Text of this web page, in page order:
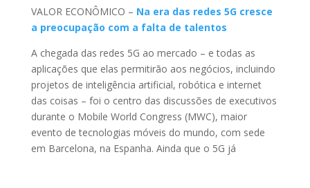
VALOR ECONÔMICO – Na era das redes 5G cresce
a preocupação com a falta de talentos
A chegada das redes 5G ao mercado – e todas as
aplicações que elas permitirão aos negócios, incluindo
projetos de inteligência artificial, robótica e internet
das coisas – foi o centro das discussões de executivos
durante o Mobile World Congress (MWC), maior
evento de tecnologias móveis do mundo, com sede
em Barcelona, na Espanha. Ainda que o 5G já